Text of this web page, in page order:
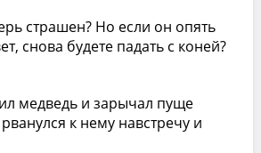
страшен? Но если он опять
снова будете падать с коней?
медведь и зарычал пуще
к нему навстречу и